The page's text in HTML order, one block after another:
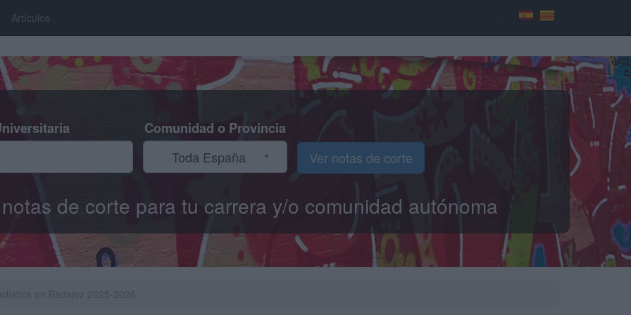
Artículos
Comunidad o Provincia
Toda España
Ver notas de corte
de corte para tu carrera y/o comunidad autónoma